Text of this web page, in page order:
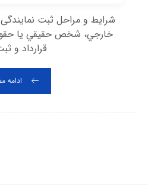
شرایط و مراحل ثبت
خارجي، شخص حقيقي يا
قرارداد و
ادامه